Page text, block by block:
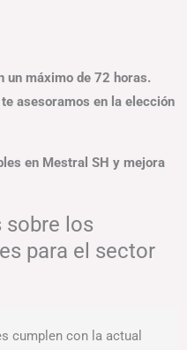
un máximo de 72 horas.
asesoramos en la elección
en Mestral SH y mejora
sobre los
para el sector
cumplen con la actual